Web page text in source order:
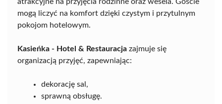
mogą liczyć na komfort dzięki czystym i przytulnym
pokojom hotelowym.
Kasieńka - Hotel & Restauracja zajmuje się
organizacją przyjęć, zapewniając:
dekorację sal,
sprawną obsługę.